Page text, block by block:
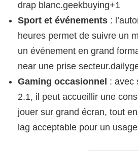
drap blanc.geekbuying+1
Sport et événements :
heures permet de suivre un
un événement en grand
near une prise
Gaming occasionnel : avec
2.1, il peut accueillir une
jouer sur grand écran, tout
lag acceptable pour un